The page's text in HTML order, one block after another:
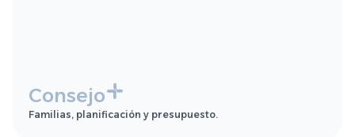
Consejo
Familias, planificación y presupuesto.